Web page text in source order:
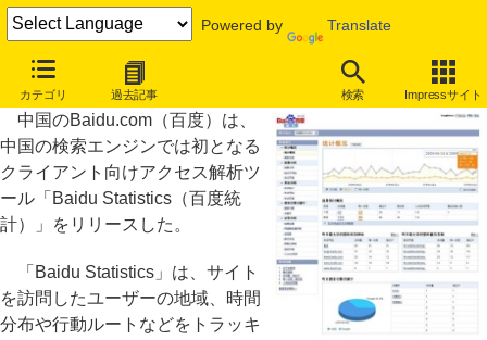
Powered by Translate
カテゴリ 過去記事 検索 Impressサイト
Baidu、中国検索エンジンでは初のアクセス解析ツールを提供
中国のBaidu.com（百度）は、
中国の検索エンジンでは初となる
クライアント向けアクセス解析ツ
ール「Baidu Statistics（百度統
計）」をリリースした。
「Baidu Statistics」は、サイト
を訪問したユーザーの地域、時間
分布や行動ルートなどをトラッキ